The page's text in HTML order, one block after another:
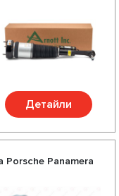
Детайли
Panamera